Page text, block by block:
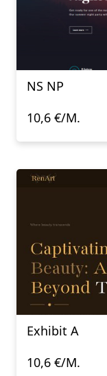
NS NP
10,6 €/M.
Exhibit A
10,6 €/M.